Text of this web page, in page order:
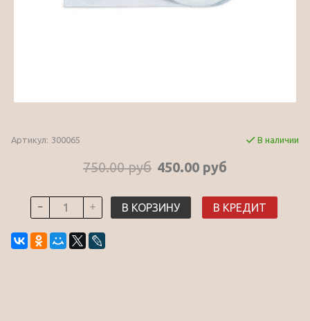
Артикул: 300065 В наличии
750.00 руб 450.00 руб
В КОРЗИНУ В КРЕДИТ